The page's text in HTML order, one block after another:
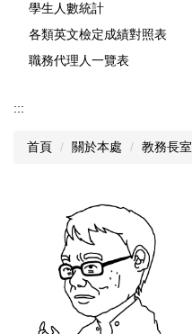
學生人數統計
各類英文檢定成績對照表
職務代理人一覽表
:::
首頁 關於本處 教務長室